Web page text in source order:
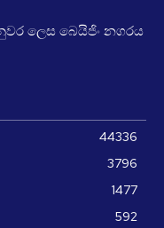
ලෙස බෙයිජිං නගරය
44336
3796
1477
592